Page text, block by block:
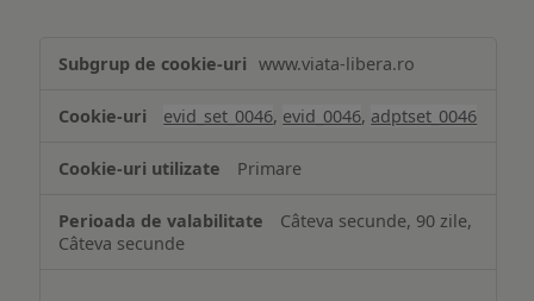
www.viata-libera.ro
evid_set_0046, evid_0046, adptset_0046
Primare
Câteva secunde, 90 zile,
Câteva secunde